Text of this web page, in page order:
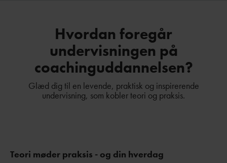
Hvordan foregår
undervisningen på
coachinguddannelsen?
Glæd dig til en levende, praktisk og inspirerende
undervisning, som kobler teori og praksis.
Teori møder praksis - og din hverdag